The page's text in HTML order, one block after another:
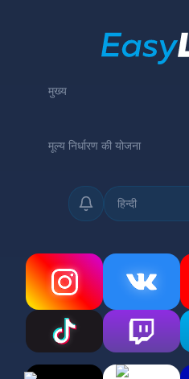
मुख्य
मूल्य निर्धारण की योजना